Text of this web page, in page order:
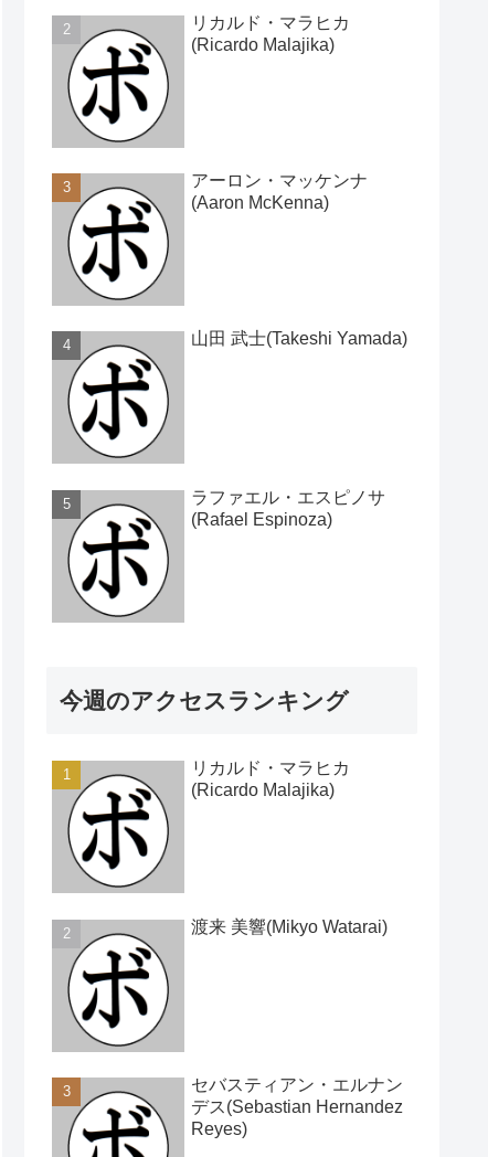
リカルド・マラヒカ
(Ricardo Malajika)
アーロン・マッケンナ
(Aaron McKenna)
山田 武士(Takeshi Yamada)
ラファエル・エスピノサ
(Rafael Espinoza)
今週のアクセスランキング
リカルド・マラヒカ
(Ricardo Malajika)
渡来 美響(Mikyo Watarai)
セバスティアン・エルナン
デス(Sebastian Hernandez
Reyes)